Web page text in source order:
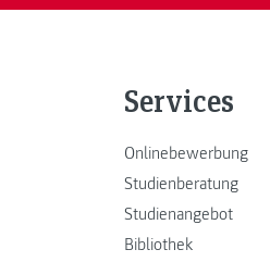
Services
Onlinebewerbung
Studienberatung
Studienangebot
Bibliothek